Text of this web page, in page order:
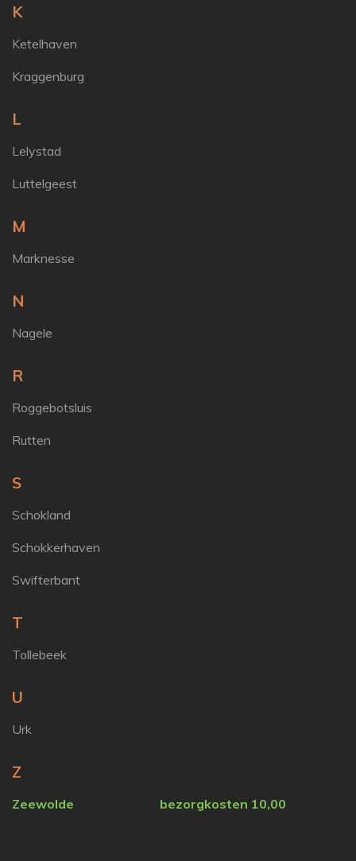
K
Ketelhaven
Kraggenburg
L
Lelystad
Luttelgeest
M
Marknesse
N
Nagele
R
Roggebotsluis
Rutten
S
Schokland
Schokkerhaven
Swifterbant
T
Tollebeek
U
Urk
Z
Zeewolde bezorgkosten 10,00